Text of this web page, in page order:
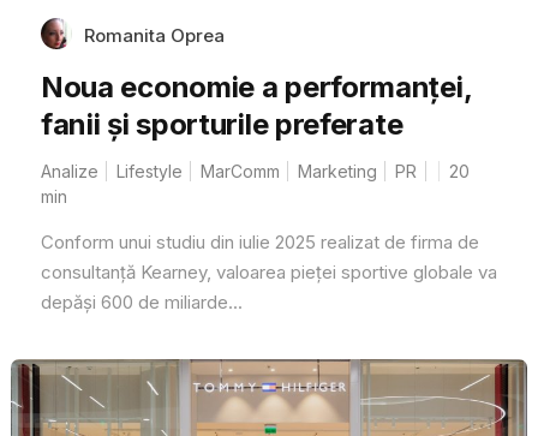
Romanita Oprea
Noua economie a performanței,
fanii și sporturile preferate
Analize Lifestyle MarComm Marketing PR
20
min
Conform unui studiu din iulie 2025 realizat de firma de
consultanță Kearney, valoarea pieței sportive globale va
depăși 600 de miliarde...